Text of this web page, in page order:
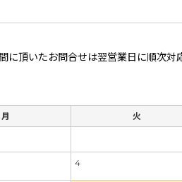
頂いたお問合せは翌営業日に順次対
月 火
4